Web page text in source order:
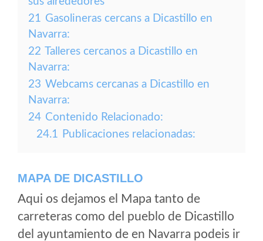
21 Gasolineras cercans a Dicastillo en
Navarra:
22 Talleres cercanos a Dicastillo en
Navarra:
23 Webcams cercanas a Dicastillo en
Navarra:
24 Contenido Relacionado:
24.1 Publicaciones relacionadas:
MAPA DE DICASTILLO
Aqui os dejamos el Mapa tanto de
carreteras como del pueblo de Dicastillo
del ayuntamiento de en Navarra podeis ir